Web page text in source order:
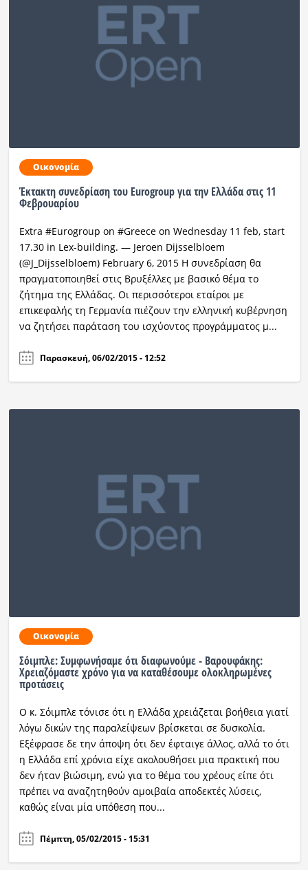
Οικονομία
Έκτακτη συνεδρίαση του Eurogroup για την Ελλάδα στις 11
Φεβρουαρίου
Extra #Eurogroup on #Greece on Wednesday 11 feb, start
17.30 in Lex-building. — Jeroen Dijsselbloem
(@J_Dijsselbloem) February 6, 2015 Η συνεδρίαση θα
πραγματοποιηθεί στις Βρυξέλλες με βασικό θέμα το
ζήτημα της Ελλάδας. Οι περισσότεροι εταίροι με
επικεφαλής τη Γερμανία πιέζουν την ελληνική κυβέρνηση
να ζητήσει παράταση του ισχύοντος προγράμματος μ...
Παρασκευή, 06/02/2015 - 12:52
Οικονομία
Σόιμπλε: Συμφωνήσαμε ότι διαφωνούμε - Βαρουφάκης:
Χρειαζόμαστε χρόνο για να καταθέσουμε ολοκληρωμένες
προτάσεις
Ο κ. Σόιμπλε τόνισε ότι η Ελλάδα χρειάζεται βοήθεια γιατί
λόγω δικών της παραλείψεων βρίσκεται σε δυσκολία.
Εξέφρασε δε την άποψη ότι δεν έφταιγε άλλος, αλλά το ότι
η Ελλάδα επί χρόνια είχε ακολουθήσει μια πρακτική που
δεν ήταν βιώσιμη, ενώ για το θέμα του χρέους είπε ότι
πρέπει να αναζητηθούν αμοιβαία αποδεκτές λύσεις,
καθώς είναι μία υπόθεση που...
Πέμπτη, 05/02/2015 - 15:31